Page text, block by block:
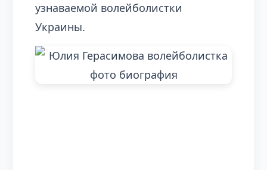
узнаваемой волейболистки
Украины.